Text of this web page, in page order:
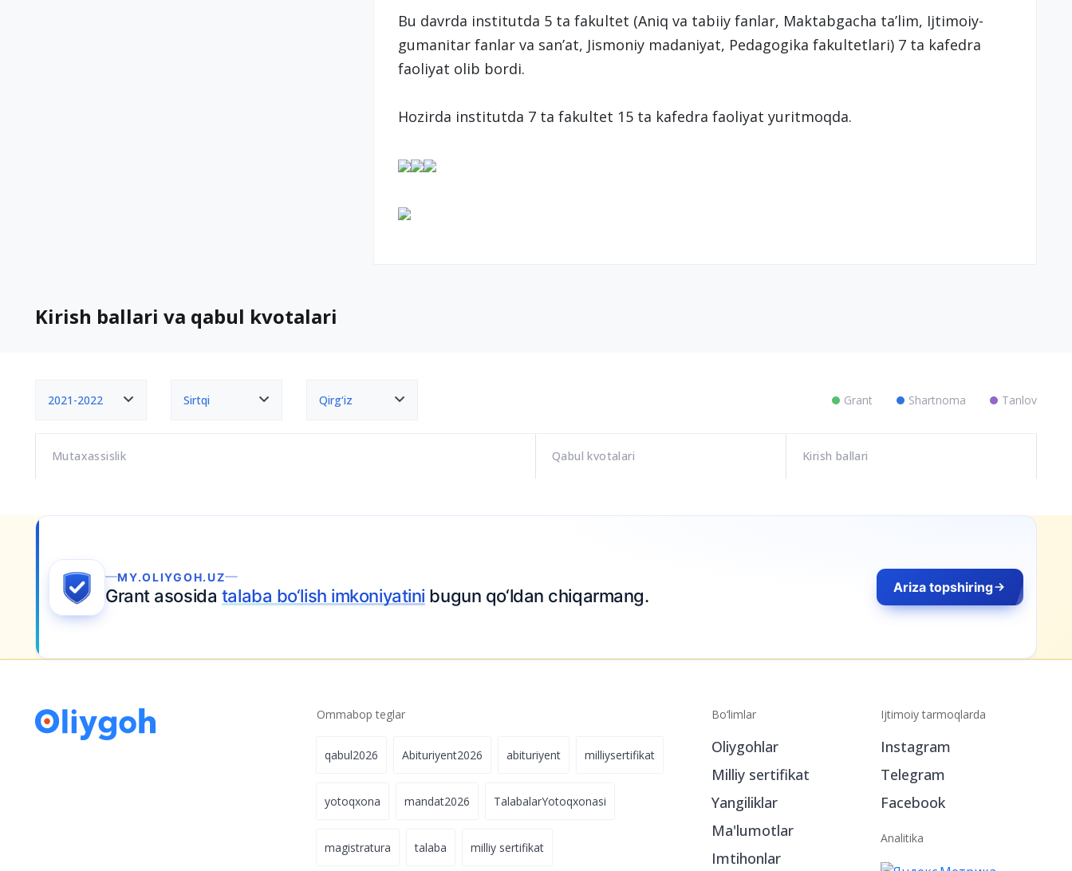
Bu davrda institutda 5 ta fakultet (Aniq va tabiiy fanlar, Maktabgacha ta’lim, Ijtimoiy-
gumanitar fanlar va san’at, Jismoniy madaniyat, Pedagogika fakultetlari) 7 ta kafedra
faoliyat olib bordi.
Hozirda institutda 7 ta fakultet 15 ta kafedra faoliyat yuritmoqda.​​​​
Kirish ballari va qabul kvotalari
2021-2022 Sirtqi Qirg‘iz Grant Shartnoma Tanlov
Mutaxassislik Qabul kvotalari Kirish ballari
MY.OLIYGOH.UZ
Grant asosida talaba bo‘lish imkoniyatini bugun qo‘ldan chiqarmang. Ariza topshiring
Ommabop teglar
qabul2026 Abituriyent2026 abituriyent milliysertifikat
yotoqxona mandat2026 TalabalarYotoqxonasi
magistratura talaba milliy sertifikat
Bo‘limlar
Oliygohlar
Milliy sertifikat
Yangiliklar
Ma'lumotlar
Imtihonlar
Ijtimoiy tarmoqlarda
Instagram
Telegram
Facebook
Analitika